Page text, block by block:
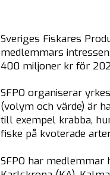
Sveriges Fiskares
medlemmars
400 miljoner kr för
SFPO organiserar
(volym och värde) är
till exempel krabba,
fiske på kvoterade
SFPO har medlemmar